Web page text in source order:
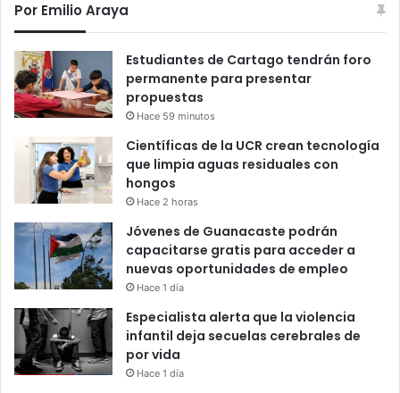
Por Emilio Araya
Estudiantes de Cartago tendrán foro
permanente para presentar
propuestas
Hace 59 minutos
Científicas de la UCR crean tecnología
que limpia aguas residuales con
hongos
Hace 2 horas
Jóvenes de Guanacaste podrán
capacitarse gratis para acceder a
nuevas oportunidades de empleo
Hace 1 día
Especialista alerta que la violencia
infantil deja secuelas cerebrales de
por vida
Hace 1 día